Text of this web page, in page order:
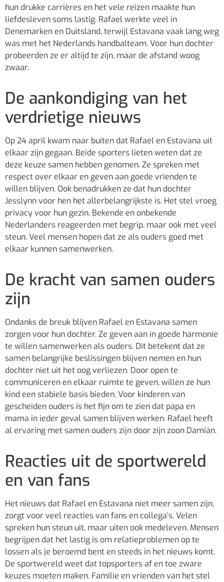
hun drukke carrières en het vele reizen maakte hun
liefdesleven soms lastig. Rafael werkte veel in
Denemarken en Duitsland, terwijl Estavana vaak lang weg
was met het Nederlands handbalteam. Voor hun dochter
probeerden ze er altijd te zijn, maar de afstand woog
zwaar.
De aankondiging van het
verdrietige nieuws
Op 24 april kwam naar buiten dat Rafael en Estavana uit
elkaar zijn gegaan. Beide sporters lieten weten dat ze
deze keuze samen hebben genomen. Ze spreken met
respect over elkaar en geven aan goede vrienden te
willen blijven. Ook benadrukken ze dat hun dochter
Jesslynn voor hen het allerbelangrijkste is. Het stel vroeg
privacy voor hun gezin. Bekende en onbekende
Nederlanders reageerden met begrip, maar ook met veel
steun. Veel mensen hopen dat ze als ouders goed met
elkaar kunnen samenwerken.
De kracht van samen ouders
zijn
Ondanks de breuk blijven Rafael en Estavana samen
zorgen voor hun dochter. Ze geven aan in goede harmonie
te willen samenwerken als ouders. Dit betekent dat ze
samen belangrijke beslissingen blijven nemen en hun
dochter niet uit het oog verliezen. Door open te
communiceren en elkaar ruimte te geven, willen ze hun
kind een stabiele basis bieden. Voor kinderen van
gescheiden ouders is het fijn om te zien dat papa en
mama in ieder geval samen blijven werken. Rafael heeft
al ervaring met samen ouders zijn door zijn zoon Damián.
Reacties uit de sportwereld
en van fans
Het nieuws dat Rafael en Estavana niet meer samen zijn,
zorgt voor veel reacties van fans en collega’s. Velen
spreken hun steun uit, maar uiten ook medeleven. Mensen
begrijpen dat het lastig is om relatieproblemen op te
lossen als je beroemd bent en steeds in het nieuws komt.
De sportwereld weet dat topsporters af en toe zware
keuzes moeten maken. Familie en vrienden van het stel